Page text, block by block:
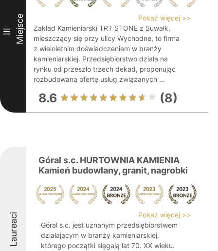
III Miejsce
Pokaż więcej >>
Zakład Kamieniarski TRT STONE z Suwałk,
mieszczący się przy ulicy Wychodne, to firma
z wieloletnim doświadczeniem w branży
kamieniarskiej. Przedsiębiorstwo działa na
rynku od przeszło trzech dekad, proponując
rozbudowaną ofertę usług związanych ...
8.6 (8)
Laureaci
Góral s.c. HURTOWNIA KAMIENIA
Kamień budowlany, granit, nagrobki
Pokaż więcej >>
Góral s.c. jest uznanym przedsiębiorstwem
działającym w branży kamieniarskiej,
którego początki sięgają lat 70. XX wieku.